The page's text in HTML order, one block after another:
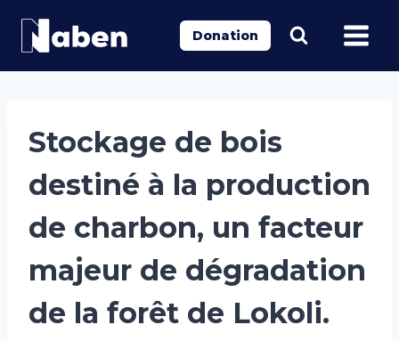
Donation
Stockage de bois
destiné à la production
de charbon, un facteur
majeur de dégradation
de la forêt de Lokoli.